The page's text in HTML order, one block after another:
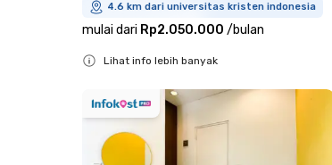
4.6 km dari universitas kristen indonesia
mulai dari Rp2.050.000 /bulan
Lihat info lebih banyak